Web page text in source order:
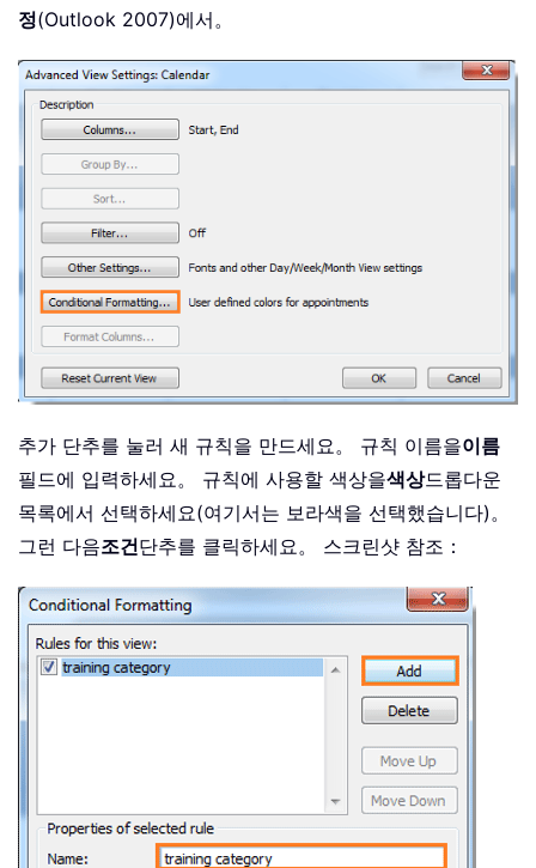
정(Outlook 2007)에서。
추가 단추를 눌러 새 규칙을 만드세요。 규칙 이름을이름
필드에 입력하세요。 규칙에 사용할 색상을색상드롭다운
목록에서 선택하세요(여기서는 보라색을 선택했습니다)。
그런 다음조건단추를 클릭하세요。 스크린샷 참조：